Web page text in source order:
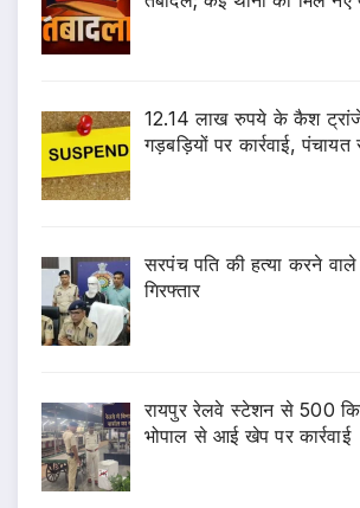
12.14 लाख रुपये के कैश
गड़बड़ियों पर कार्रवाई,
सरपंच पति की हत्या करने
गिरफ्तार
रायपुर रेलवे स्टेशन से 500
भोपाल से आई खेप पर कार्रवाई